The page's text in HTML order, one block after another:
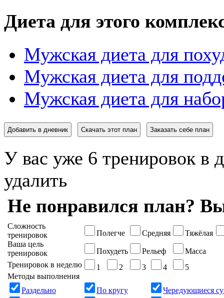
Диета для этого
Мужская диета для
Мужская диета для
Мужская диета для
Добавить в дневник Скачать этот план Заказать себе план
У вас уже 6 тренировок в
удалить
Не понравился план?
Сложность
тренировок
Полегче Средняя
Тяжёлая
Ваша цель
тренировок
Похудеть Рельеф
Масса
Тренировок в неделю
1 2 3 4
5
Методы выполнения
Раздельно
По кругу
Чередующиеся